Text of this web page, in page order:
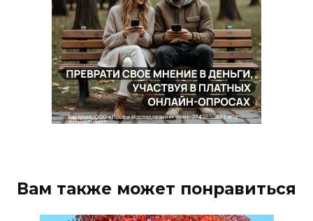
Вам также может понравиться